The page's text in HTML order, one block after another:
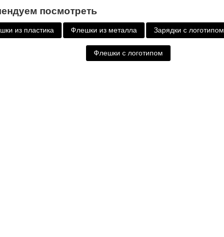
посмотреть
из пластика Флешки из металла Зарядки с логотипом
Флешки с логотипом